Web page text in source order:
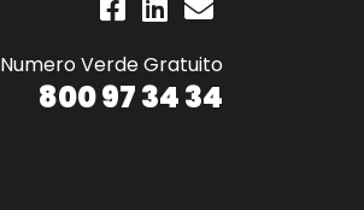
Numero Verde Gratuito
800 97 34 34